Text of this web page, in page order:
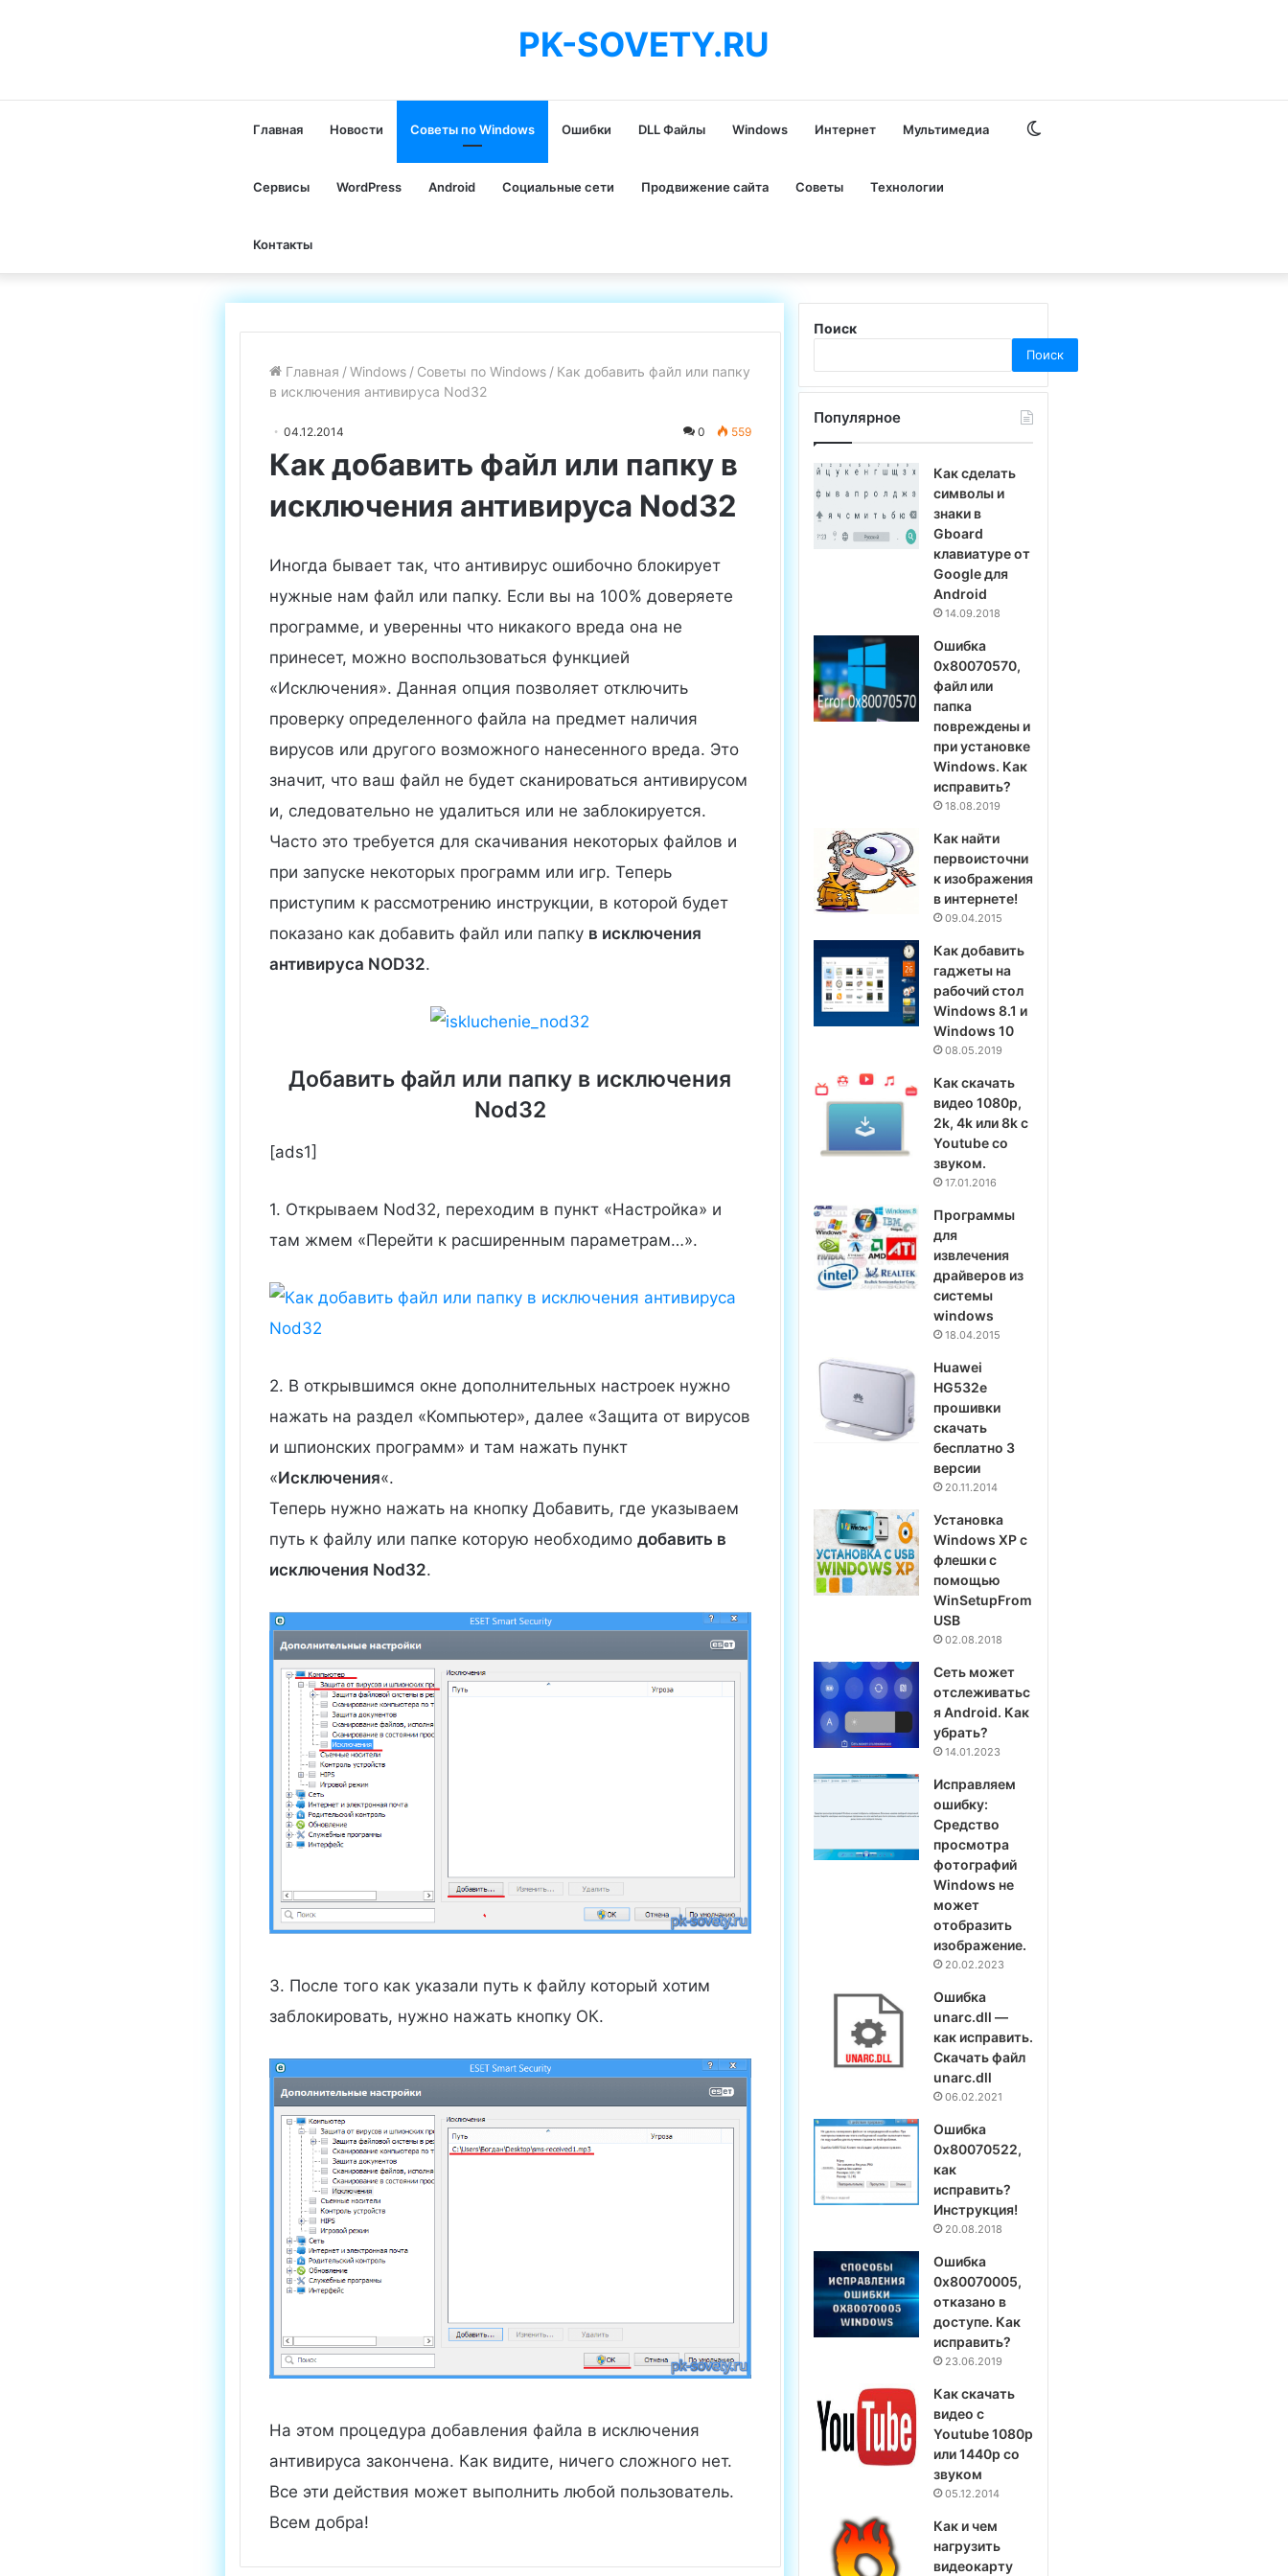
PK-SOVETY.RU
Главная Новости Советы по Windows Ошибки DLL Файлы Windows Интернет Мультимедиа
Сервисы WordPress Android Социальные сети Продвижение сайта Советы Технологии
Контакты
Switch
Главная /Windows / Советы по Windows / Как добавить файл или папку
в исключения антивируса Nod32
04.12.2014 0 559
Как добавить файл или папку в
исключения антивируса Nod32
Иногда бывает так, что антивирус ошибочно блокирует
нужные нам файл или папку. Если вы на 100% доверяете
программе, и уверенны что никакого вреда она не
принесет, можно воспользоваться функцией
«Исключения». Данная опция позволяет отключить
проверку определенного файла на предмет наличия
вирусов или другого возможного нанесенного вреда. Это
значит, что ваш файл не будет сканироваться антивирусом
и, следовательно не удалиться или не заблокируется.
Часто это требуется для скачивания некоторых файлов и
при запуске некоторых программ или игр. Теперь
приступим к рассмотрению инструкции, в которой будет
показано как добавить файл или папку в исключения
антивируса NOD32.
Добавить файл или папку в исключения
Nod32
[ads1]
1. Открываем Nod32, переходим в пункт «Настройка» и
там жмем «Перейти к расширенным параметрам…».
2. В открывшимся окне дополнительных настроек нужно
нажать на раздел «Компьютер», далее «Защита от вирусов
и шпионских программ» и там нажать пункт
«Исключения«.
Теперь нужно нажать на кнопку Добавить, где указываем
путь к файлу или папке которую необходимодобавить в
исключения Nod32.
3. После того как указали путь к файлу который хотим
заблокировать, нужно нажать кнопку ОК.
На этом процедура добавления файла в исключения
антивируса закончена. Как видите, ничего сложного нет.
Все эти действия может выполнить любой пользователь.
Всем добра!
Поиск
Поиск
Популярное
Как сделать
символы и
знаки в
Gboard
клавиатуре от
Google для
Android
14.09.2018
Ошибка
0x80070570,
файл или
папка
повреждены и
при установке
Windows. Как
исправить?
18.08.2019
Как найти
первоисточни
к изображения
в интернете!
09.04.2015
Как добавить
гаджеты на
рабочий стол
Windows 8.1 и
Windows 10
08.05.2019
Как скачать
видео 1080p,
2k, 4k или 8k с
Youtube со
звуком.
17.01.2016
Программы
для
извлечения
драйверов из
системы
windows
18.04.2015
Huawei
HG532e
прошивки
скачать
бесплатно 3
версии
20.11.2014
Установка
Windows XP с
флешки с
помощью
WinSetupFrom
USB
02.08.2018
Сеть может
отслеживатьс
я Android. Как
убрать?
14.01.2023
Исправляем
ошибку:
Средство
просмотра
фотографий
Windows не
может
отобразить
изображение.
20.02.2023
Ошибка
unarc.dll —
как исправить.
Скачать файл
unarc.dll
06.02.2021
Ошибка
0x80070522,
как
исправить?
Инструкция!
20.08.2018
Ошибка
0x80070005,
отказано в
доступе. Как
исправить?
23.06.2019
Как скачать
видео с
Youtube 1080p
или 1440p со
звуком
05.12.2014
Как и чем
нагрузить
видеокарту